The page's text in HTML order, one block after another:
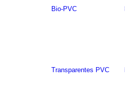
Bio-PVC
Transparentes PVC